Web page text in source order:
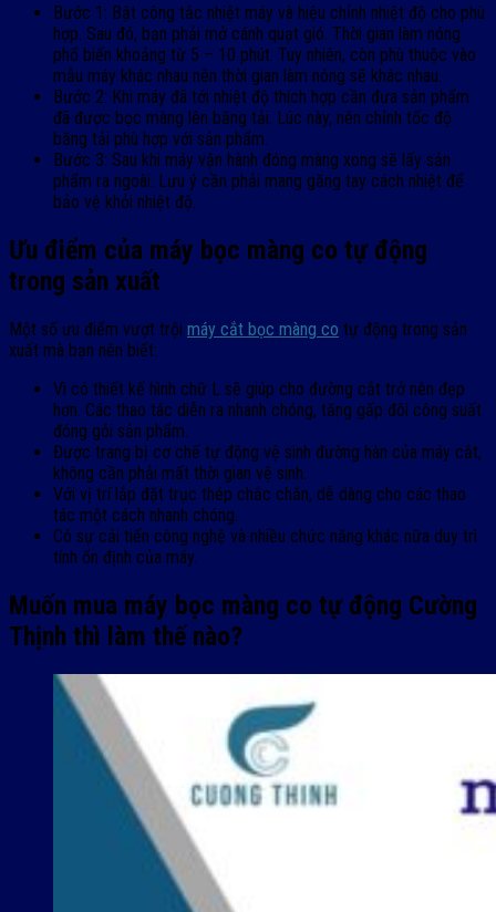
Bước 1: Bật công tắc nhiệt máy và hiệu chỉnh nhiệt độ cho phù
hợp. Sau đó, bạn phải mở cánh quạt gió. Thời gian làm nóng
phổ biến khoảng từ 5 – 10 phút. Tuy nhiên, còn phù thuộc vào
mẫu máy khác nhau nên thời gian làm nóng sẽ khác nhau.
Bước 2: Khi máy đã tới nhiệt độ thích hợp cần đưa sản phẩm
đã được bọc màng lên băng tải. Lúc này, nên chỉnh tốc độ
băng tải phù hợp với sản phẩm.
Bước 3: Sau khi máy vận hành đóng màng xong sẽ lấy sản
phẩm ra ngoài. Lưu ý cần phải mang găng tay cách nhiệt để
bảo vệ khỏi nhiệt độ.
Ưu điểm của máy bọc màng co tự động
trong sản xuất
Một số ưu điểm vượt trội máy cắt bọc màng co tự động trong sản
xuất mà bạn nên biết:
Vì có thiết kế hình chữ L sẽ giúp cho đường cắt trở nên đẹp
hơn. Các thao tác diễn ra nhanh chóng, tăng gấp đôi công suất
đóng gói sản phẩm.
Được trang bị cơ chế tự động vệ sinh đường hàn của máy cắt,
không cần phải mất thời gian vệ sinh.
Với vị trí lắp đặt trục thép chắc chắn, dễ dàng cho các thao
tác một cách nhanh chóng.
Có sự cải tiến công nghệ và nhiều chức năng khác nữa duy trì
tính ổn định của máy.
Muốn mua máy bọc màng co tự động Cường
Thịnh thì làm thế nào?